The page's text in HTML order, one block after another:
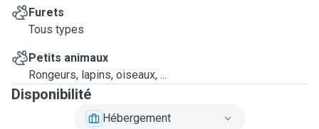
Furets
Tous types
Petits animaux
Rongeurs, lapins, oiseaux, ...
Disponibilité
Hébergement